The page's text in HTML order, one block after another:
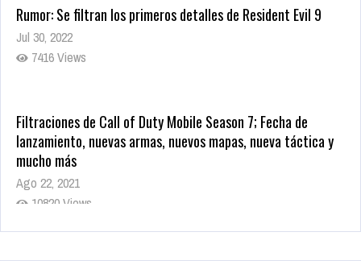
Rumor: Se filtran los primeros detalles de Resident Evil 9
Jul 30, 2022
7416 Views
Filtraciones de Call of Duty Mobile Season 7; Fecha de
lanzamiento, nuevas armas, nuevos mapas, nueva táctica y
mucho más
Ago 22, 2021
10820 Views
La configuración de Call of Duty 2021 aparentemente ya fue